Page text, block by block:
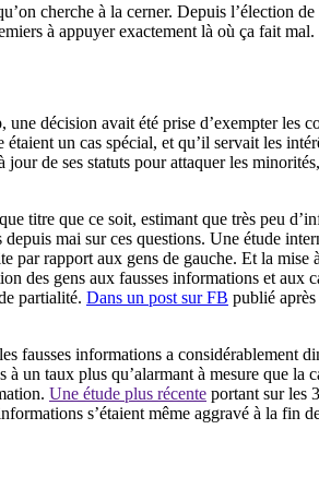
cherche à la cerner. Depuis l’élection
à appuyer exactement là où ça fait mal.
décision avait été prise d’exempter les
un cas spécial, et qu’il servait les
de ses statuts pour attaquer les
titre que ce soit, estimant que très peu
mai sur ces questions. Une étude
par rapport aux gens de gauche. Et la
des gens aux fausses informations et aux
partialité. Dans un post sur FB publié
fausses informations a considérablement
un taux plus qu’alarmant à mesure que la
Une étude plus récente portant sur les
s’étaient même aggravé à la fin